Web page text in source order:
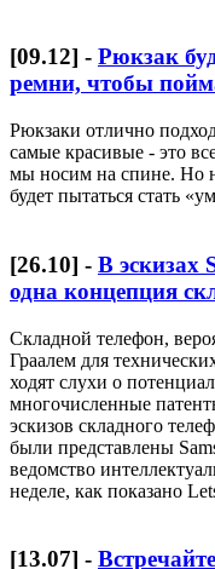
[09.12] - Рюкзак
ремни, чтобы
Рюкзаки отлично
самые красивые - это
мы носим на спине. Но
будет пытаться стать
[26.10] - В эскизах
одна концепция
Складной телефон,
Граалем для
ходят слухи о
многочисленные
эскизов складного
были представлены
ведомство
неделе, как показано
[13.07] -